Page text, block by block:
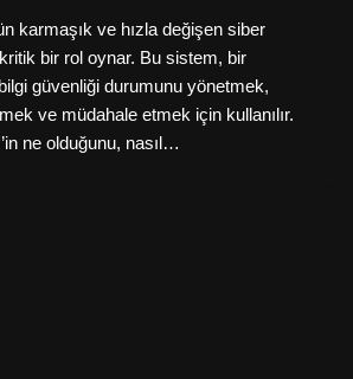
karmaşık ve hızla değişen siber
bir rol oynar. Bu sistem, bir
güvenliği durumunu yönetmek,
ve müdahale etmek için kullanılır.
ne olduğunu, nasıl…